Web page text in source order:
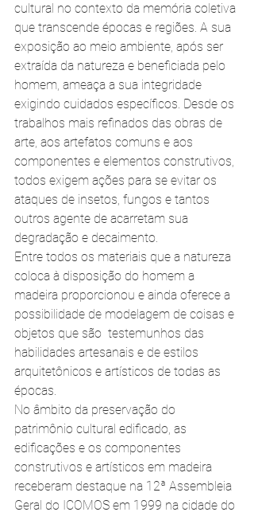
cultural no contexto da memória coletiva
que transcende épocas e regiões. A sua
exposição ao meio ambiente, após ser
extraída da natureza e beneficiada pelo
homem, ameaça a sua integridade
exigindo cuidados específicos. Desde os
trabalhos mais refinados das obras de
arte, aos artefatos comuns e aos
componentes e elementos construtivos,
todos exigem ações para se evitar os
ataques de insetos, fungos e tantos
outros agente de acarretam sua
degradação e decaimento.
Entre todos os materiais que a natureza
coloca à disposição do homem a
madeira proporcionou e ainda oferece a
possibilidade de modelagem de coisas e
objetos que são  testemunhos das
habilidades artesanais e de estilos
arquitetônicos e artísticos de todas as
épocas.
No âmbito da preservação do
patrimônio cultural edificado, as
edificações e os componentes
construtivos e artísticos em madeira
receberam destaque na 12ª Assembleia
Geral do ICOMOS em 1999 na cidade do